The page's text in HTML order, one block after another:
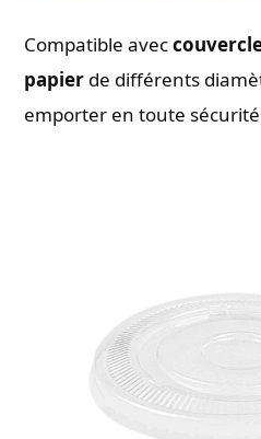
Compatible avec
papier de différents
emporter en toute